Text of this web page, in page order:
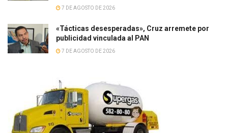
7 DE AGOSTO DE 2026
«Tácticas desesperadas», Cruz arremete por
publicidad vinculada al PAN
7 DE AGOSTO DE 2026